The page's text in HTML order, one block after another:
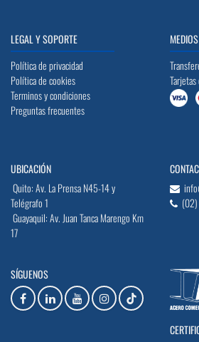
LEGAL Y SOPORTE
Política de privacidad
Política de cookies
Terminos y condiciones
Preguntas frecuentes
UBICACIÓN
Quito: Av. La Prensa N45-14 y
Telégrafo 1
Guayaquil: Av. Juan Tanca Marengo Km
17
SÍGUENOS